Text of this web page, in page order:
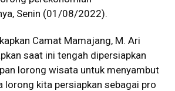
Senin (01/08/2022).
Camat Mamajang, M. Ari
saat ini tengah dipersiapkan
lorong wisata untuk menyambut
lorong kita persiapkan sebagai pro